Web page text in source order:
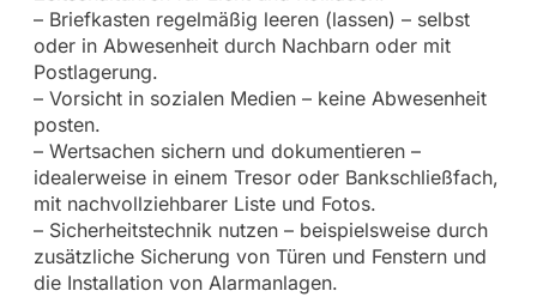
– Briefkasten regelmäßig leeren (lassen) – selbst
oder in Abwesenheit durch Nachbarn oder mit
Postlagerung.
– Vorsicht in sozialen Medien – keine Abwesenheit
posten.
– Wertsachen sichern und dokumentieren –
idealerweise in einem Tresor oder Bankschließfach,
mit nachvollziehbarer Liste und Fotos.
– Sicherheitstechnik nutzen – beispielsweise durch
zusätzliche Sicherung von Türen und Fenstern und
die Installation von Alarmanlagen.